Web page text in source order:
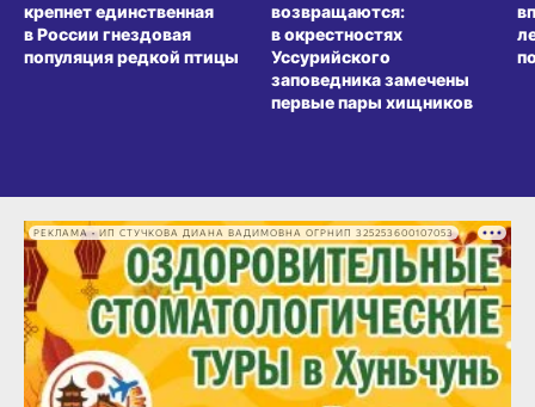
крепнет единственная
в России гнездовая
популяция редкой птицы
возвращаются:
в окрестностях
Уссурийского
заповедника замечены
первые пары хищников
РЕКЛАМА • ИП СТУЧКОВА ДИАНА ВАДИМОВНА ОГРНИП 325253600107053